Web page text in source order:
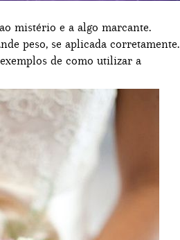
mistério e a algo marcante.
peso, se aplicada corretamente.
de como utilizar a